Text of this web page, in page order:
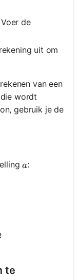
Voer de
uit om
van een
wordt
gebruik je de
a
a:
\,
te